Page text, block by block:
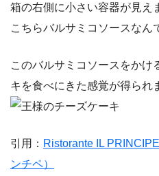
箱の右側に小さい容器が見え
こちらバルサミコソースなん
このバルサミコソースをかけ
キを食べにきた感覚が得られ
引用： Ristorante IL
ンチペ）